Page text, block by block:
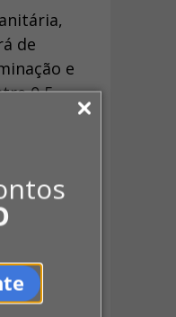
de
e
0,5
ser